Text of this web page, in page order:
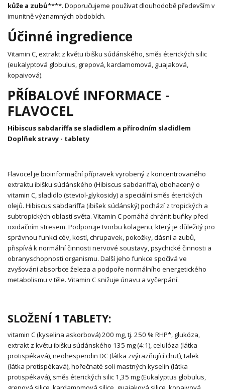
kůže a zubů****. Doporučujeme používat dlouhodobě především v
imunitně významných obdobích.
Účinné ingredience
Vitamin C, extrakt z květu ibišku súdánského, směs éterických silic
(eukalyptová globulus, grepová, kardamomová, guajaková,
kopaivová).
PŘÍBALOVÉ INFORMACE -
FLAVOCEL
Hibiscus sabdariffa se sladidlem a přírodním sladidlem
Doplňek stravy - tablety
Flavocel je bioinformační přípravek vyrobený z koncentrovaného
extraktu ibišku súdánského (Hibiscus sabdariffa), obohacený o
vitamin C, sladidlo (steviol-glykosidy) a speciální směs éterických
olejů. Hibiscus sabdariffa (ibišek súdánský) pochází z tropických a
subtropických oblastí světa. Vitamin C pomáhá chránit buňky před
oxidačním stresem. Podporuje tvorbu kolagenu, který je důležitý pro
správnou funkci cév, kostí, chrupavek, pokožky, dásní a zubů,
přispívá k normální činnosti nervové soustavy, psychické činnosti a
obranyschopnosti organismu. Další jeho funkce spočívá ve
zvyšování absorbce železa a podpoře normálního energetického
metabolismu v těle. Vitamin C snižuje únavu a vyčerpání.
SLOŽENÍ 1 TABLETY:
vitamin C (kyselina askorbová) 200 mg, tj. 250 % RHP*, glukóza,
extrakt z květu ibišku súdánského 135 mg (4:1), celulóza (látka
protispékavá), neohesperidin DC (látka zvýrazňující chuť), talek
(látka protispékavá), hořečnaté soli mastných kyselin (látka
protispékavá), směs éterických silic 1,35 mg (Eukalyptus globulus,